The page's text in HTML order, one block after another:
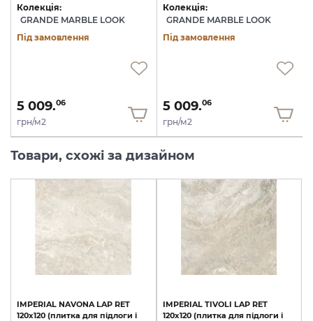
Колекція:
GRANDE MARBLE LOOK
Під замовлення
5 009.06
грн/м2
Колекція:
GRANDE MARBLE LOOK
Під замовлення
5 009.06
грн/м2
Товари, схожі за дизайном
IMPERIAL NAVONA LAP RET
120х120 (плитка для підлоги і
IMPERIAL TIVOLI LAP RET
120х120 (плитка для підлоги і